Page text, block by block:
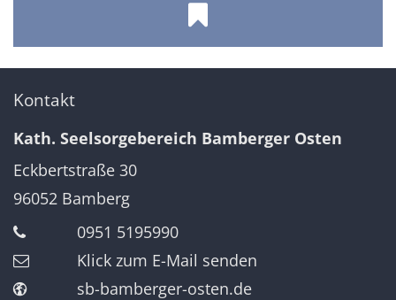
Kontakt
Kath. Seelsorgebereich Bamberger Osten
Eckbertstraße 30
96052 Bamberg
0951 5195990
Klick zum E-Mail senden
sb-bamberger-osten.de